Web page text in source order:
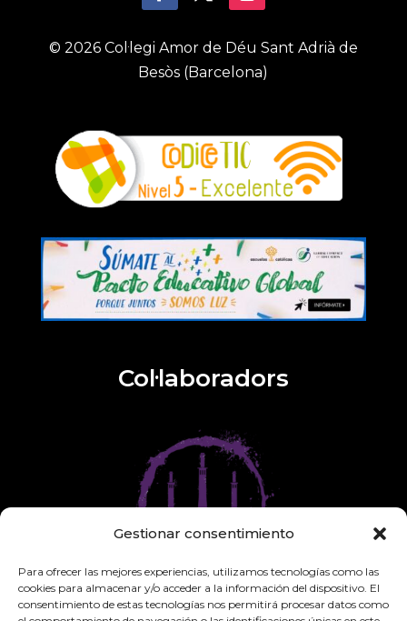
Gestionar consentimiento
Para ofrecer las mejores experiencias, utilizamos tecnologías como las
cookies para almacenar y/o acceder a la información del dispositivo. El
consentimiento de estas tecnologías nos permitirá procesar datos como
© 2026 Col·legi Amor de Déu Sant Adrià de
Besòs (Barcelona)
Col·laboradors